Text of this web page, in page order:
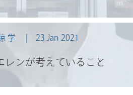
学 23 Jan 2021
レンが考えていること